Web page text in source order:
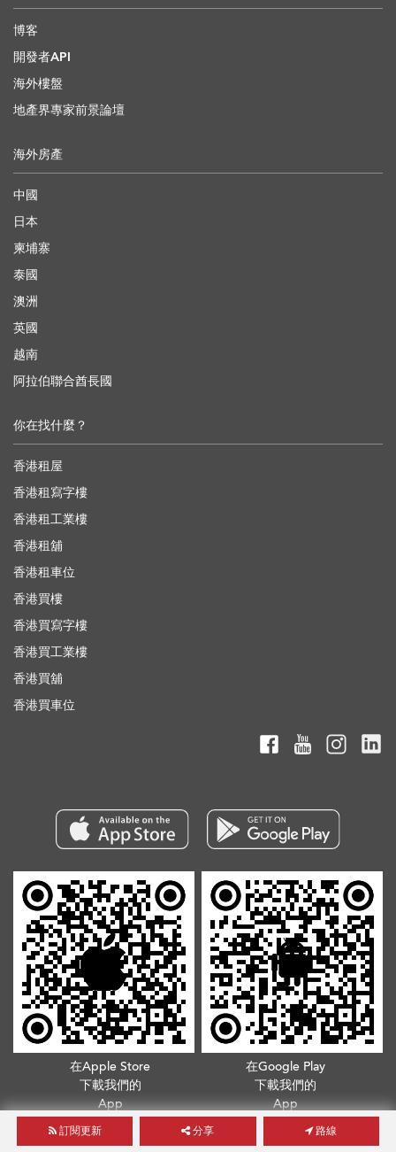
訂閱更新 分享 路線
博客
開發者API
海外樓盤
地產界專家前景論壇
海外房產
中國
日本
柬埔寨
泰國
澳洲
英國
越南
阿拉伯聯合酋長國
你在找什麼？
香港租屋
香港租寫字樓
香港租工業樓
香港租舖
香港租車位
香港買樓
香港買寫字樓
香港買工業樓
香港買舖
香港買車位
在Apple Store
下載我們的
App
在Google Play
下載我們的
App
版權所有©2026. 不得轉載服務條款